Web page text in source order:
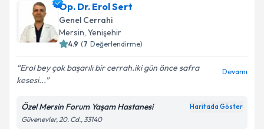
Op. Dr. Erol Sert
Genel Cerrahi
Mersin, Yenişehir
4.9 (7 Değerlendirme)
Erol bey çok başarılı bir cerrah.iki gün önce safra
kesesi...
Devamı
Özel Mersin Forum Yaşam Hastanesi Haritada Göster
Güvenevler, 20. Cd., 33140